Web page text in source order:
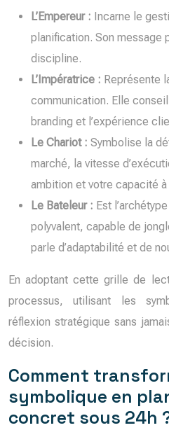
L’Empereur : Incarne le
planification. Son message
discipline.
L’Impératrice : Représente
communication. Elle
branding et l’expérience
Le Chariot : Symbolise la
marché, la vitesse
ambition et votre capacité à
Le Bateleur : Est
polyvalent, capable de
parle d’adaptabilité et de
En adoptant cette grille de
processus, utilisant les
réflexion stratégique sans
décision.
Comment
symbolique en
concret sous 24h